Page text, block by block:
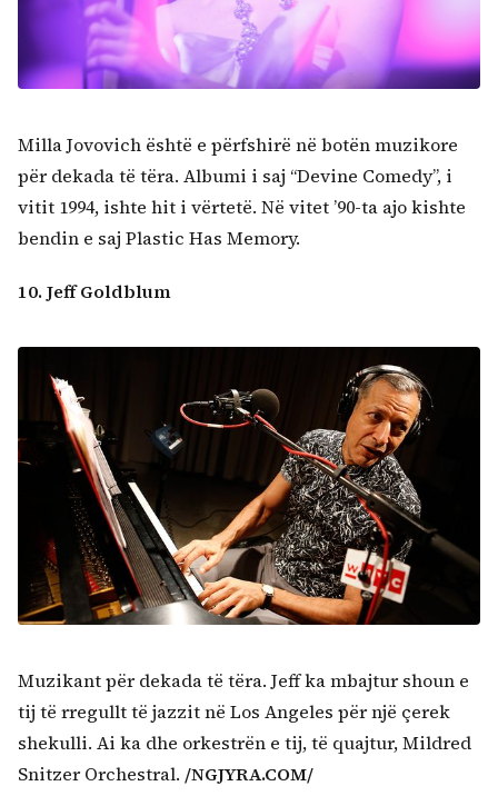
Milla Jovovich është e përfshirë në botën muzikore
për dekada të tëra. Albumi i saj “Devine Comedy”, i
vitit 1994, ishte hit i vërtetë. Në vitet ’90-ta ajo kishte
bendin e saj Plastic Has Memory.
10. Jeff Goldblum
Muzikant për dekada të tëra. Jeff ka mbajtur shoun e
tij të rregullt të jazzit në Los Angeles për një çerek
shekulli. Ai ka dhe orkestrën e tij, të quajtur, Mildred
Snitzer Orchestral. /NGJYRA.COM/